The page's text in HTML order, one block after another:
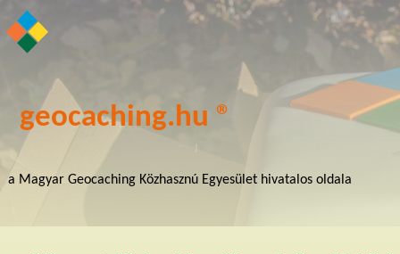
geocaching.hu ®
a Magyar Geocaching Közhasznú Egyesület hivatalos oldala